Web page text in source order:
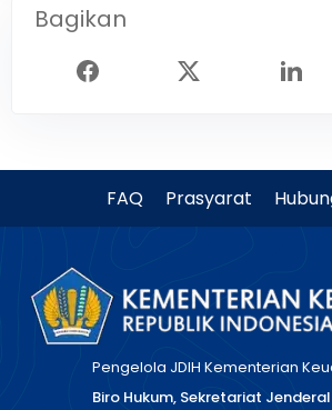
Bagikan
FAQ Prasyarat
Pengelola JDIH Kementerian
Biro Hukum, Sekretariat Jenderal